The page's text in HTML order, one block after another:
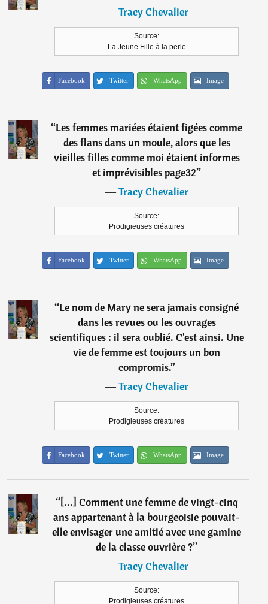
―Tracy Chevalier
Source:
La Jeune Fille à la perle
Facebook Twitter WhatsApp Image
“Les femmes mariées étaient figées comme
des flans dans un moule, alors que les
vieilles filles comme moi étaient informes
et imprévisibles page32”
―Tracy Chevalier
Source:
Prodigieuses créatures
Facebook Twitter WhatsApp Image
“Le nom de Mary ne sera jamais consigné
dans les revues ou les ouvrages
scientifiques : il sera oublié. C'est ainsi. Une
vie de femme est toujours un bon
compromis.”
―Tracy Chevalier
Source:
Prodigieuses créatures
Facebook Twitter WhatsApp Image
“[...] Comment une femme de vingt-cinq
ans appartenant à la bourgeoisie pouvait-
elle envisager une amitié avec une gamine
de la classe ouvrière ?”
―Tracy Chevalier
Source:
Prodigieuses créatures